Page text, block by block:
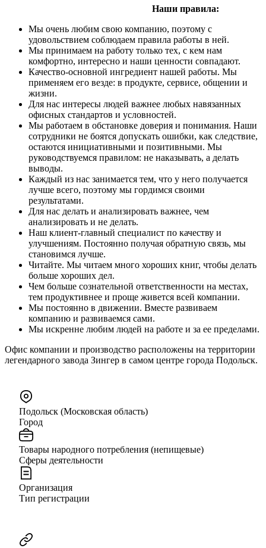
Наши правила:
Мы очень любим свою компанию, поэтому с
удовольствием соблюдаем правила работы в ней.
Мы принимаем на работу только тех, с кем нам
комфортно, интересно и наши ценности совпадают.
Качество-основной ингредиент нашей работы. Мы
применяем его везде: в продукте, сервисе, общении и
жизни.
Для нас интересы людей важнее любых навязанных
офисных стандартов и условностей.
Мы работаем в обстановке доверия и понимания. Наши
сотрудники не боятся допускать ошибки, как следствие,
остаются инициативными и позитивными. Мы
руководствуемся правилом: не наказывать, а делать
выводы.
Каждый из нас занимается тем, что у него получается
лучше всего, поэтому мы гордимся своими
результатами.
Для нас делать и анализировать важнее, чем
анализировать и не делать.
Наш клиент-главный специалист по качеству и
улучшениям. Постоянно получая обратную связь, мы
становимся лучше.
Читайте. Мы читаем много хороших книг, чтобы делать
больше хороших дел.
Чем больше сознательной ответственности на местах,
тем продуктивнее и проще живется всей компании.
Мы постоянно в движении. Вместе развиваем
компанию и развиваемся сами.
Мы искренне любим людей на работе и за ее пределами.
Офис компании и производство расположены на территории
легендарного завода Зингер в самом центре города Подольск.
Подольск (Московская область)
Город
Товары народного потребления (непищевые)
Сферы деятельности
Организация
Тип регистрации